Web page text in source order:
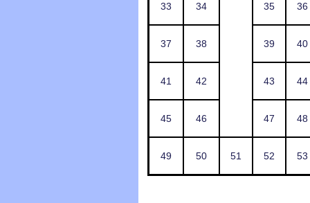
33 34 35 36
37 38 39 40
41 42 43 44
45 46 47 48
49 50 51 52 53